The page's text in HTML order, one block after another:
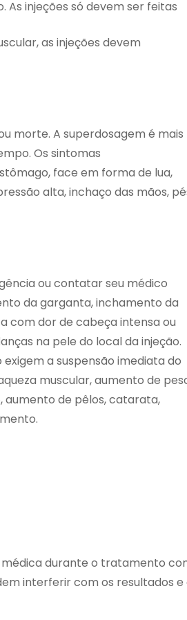
As injeções só devem ser feitas
as injeções devem
morte. A superdosagem é mais
Os sintomas
face em forma de lua,
alta, inchaço das mãos,
ou contatar seu médico
da garganta, inchamento da
com dor de cabeça intensa ou
na pele do local da injeção.
a suspensão imediata do
muscular, aumento de
aumento de pêlos, catarata,
durante o tratamento
interferir com os resultados e